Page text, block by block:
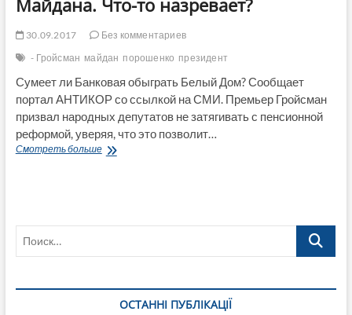
30.09.2017
Без комментариев
- Гройсман майдан порошенко президент
Сумеет ли Банковая обыграть Белый Дом? Сообщает
портал АНТИКОР со ссылкой на СМИ. Премьер Гройсман
призвал народных депутатов не затягивать с пенсионной
реформой, уверяя, что это позволит…
Смотреть большеВласть
Поиск…
ОСТАННІ ПУБЛІКАЦІЇ